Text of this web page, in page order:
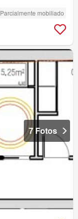
Parcialmente mobiliado
7 Fotos